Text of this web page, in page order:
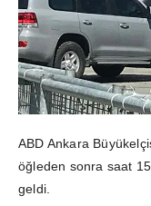
ABD Ankara
öğleden sonra saat
geldi.